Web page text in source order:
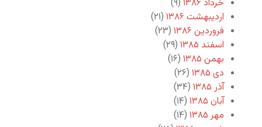
خرداد ۱۳۸۶
(۹)
اردیبهشت ۱۳۸۶
(۲۱)
فروردین ۱۳۸۶
(۲۳)
اسفند ۱۳۸۵
(۲۹)
بهمن ۱۳۸۵
(۱۶)
دی ۱۳۸۵
(۲۶)
آذر ۱۳۸۵
(۳۴)
آبان ۱۳۸۵
(۱۴)
مهر ۱۳۸۵
(۱۴)